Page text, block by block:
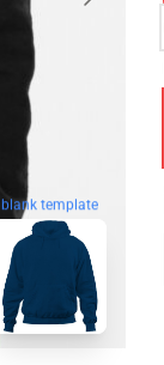
blank template